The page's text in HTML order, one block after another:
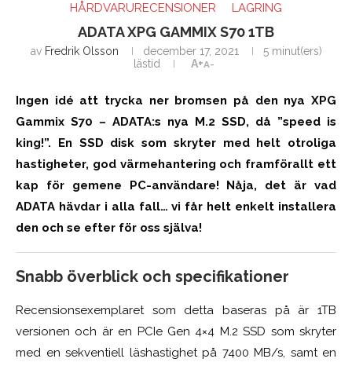
HÅRDVARURECENSIONER LAGRING
ADATA XPG GAMMIX S70 1TB
av Fredrik Olsson december 17, 2021
5 minut(ers)
lästid
A+A-
Ingen idé att trycka ner bromsen på den nya XPG
Gammix S70 – ADATA:s nya M.2 SSD, då ”speed is
king!”. En SSD disk som skryter med helt otroliga
hastigheter, god värmehantering och framförallt ett
kap för gemene PC-användare! Nåja, det är vad
ADATA hävdar i alla fall… vi får helt enkelt installera
den och se efter för oss själva!
Snabb överblick och specifikationer
Recensionsexemplaret som detta baseras på är 1TB
versionen och är en PCIe Gen 4×4 M.2 SSD som skryter
med en sekventiell läshastighet på 7400 MB/s, samt en